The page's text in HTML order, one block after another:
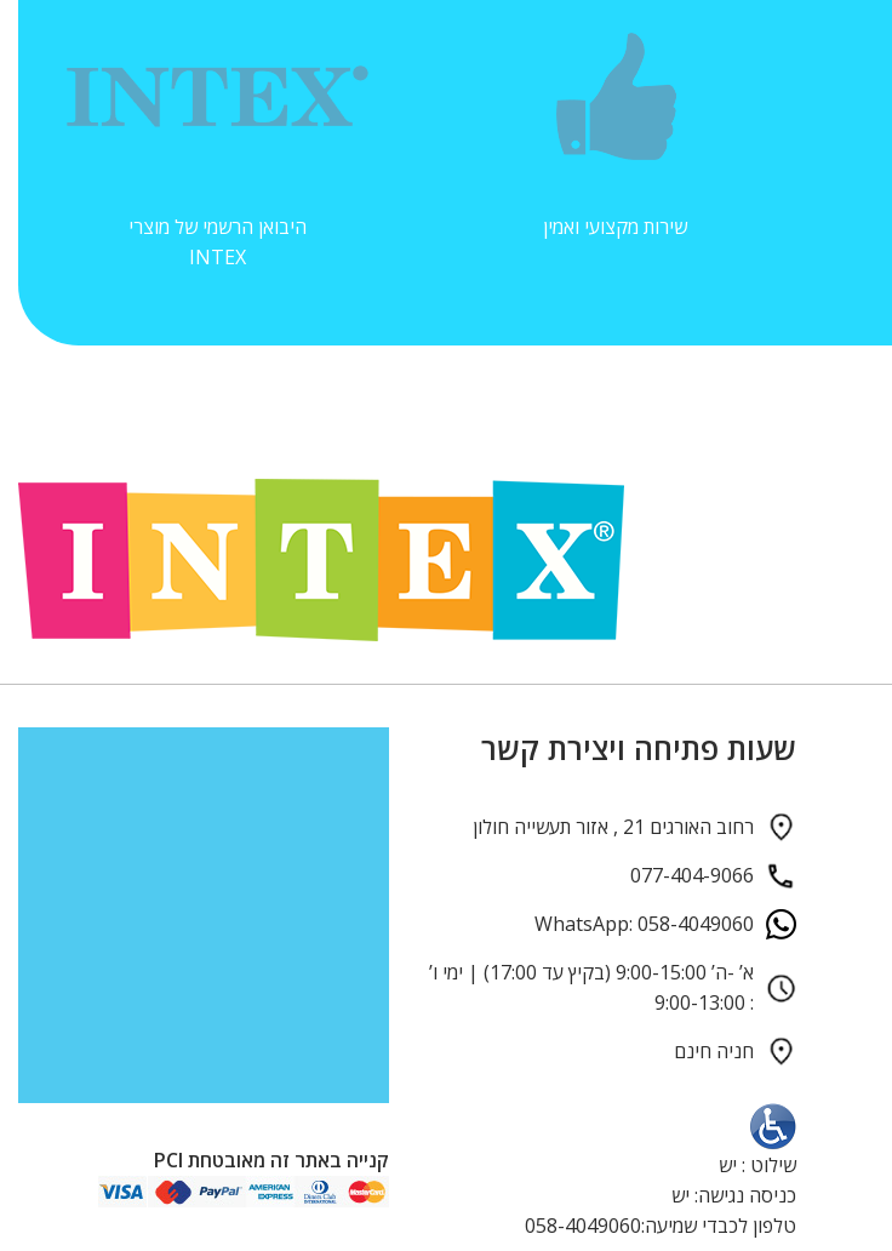
שירות מקצועי ואמין
היבואן הרשמי של מוצרי
INTEX
שעות פתיחה ויצירת קשר
רחוב האורגים 21 , אזור תעשייה חולון
077-404-9066
WhatsApp: 058-4049060
א’ -ה’ 9:00-15:00 (בקיץ עד 17:00) | ימי ו’
: 9:00-13:00
חניה חינם
שילוט : יש
כניסה נגישה: יש
טלפון לכבדי שמיעה:058-4049060
קנייה באתר זה מאובטחת PCI